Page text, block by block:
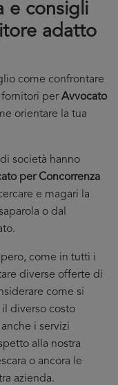
e consigli
adatto
come confrontare
fornitori perAvvocato
orientare la tua
società hanno
per Concorrenza
e magari la
o dal
come in tutti i
diverse offerte di
come si
diverso costo
i servizi
alla nostra
o ancora le
azienda.